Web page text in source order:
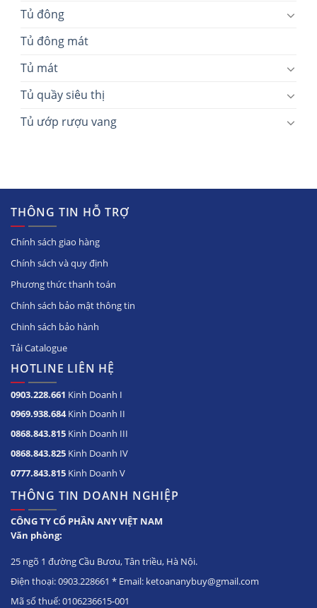
Tủ đông
Tủ đông mát
Tủ mát
Tủ quầy siêu thị
Tủ ướp rượu vang
THÔNG TIN HỖ TRỢ
Chính sách giao hàng
Chính sách và quy định
Phương thức thanh toán
Chính sách bảo mật thông tin
Chinh sách bảo hành
Tải Catalogue
HOTLINE LIÊN HỆ
0903.228.661 Kinh Doanh I
0969.938.684Kinh Doanh II
0868.843.815 Kinh Doanh III
0868.843.825 Kinh Doanh IV
0777.843.815 Kinh Doanh V
THÔNG TIN DOANH NGHIỆP
CÔNG TY CỔ PHẦN ANY VIỆT NAM
Văn phòng:
25 ngõ 1 đường Cầu Bươu, Tân triều, Hà Nội.
Điện thoại: 0903.228661 * Email: ketoananybuy@gmail.com
Mã số thuế: 0106236615-001